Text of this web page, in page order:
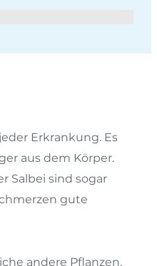
Erkrankung. Es
aus dem Körper.
Salbei sind sogar
gute
andere Pflanzen,